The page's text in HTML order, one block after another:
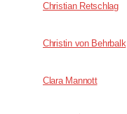
Christian Retschlag
Christin von Behrbalk
Clara Mannott